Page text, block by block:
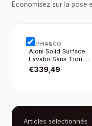
Économisez sur la pose
ALPHA&CO
Aloni Solid Surface
Lavabo Sans Trou DE
Robinet (80CM) -
€339,49
Articles sélectionnés